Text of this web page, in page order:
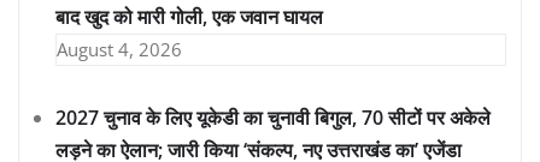
बाद खुद को मारी गोली, एक जवान घायल
August 4, 2026
2027 चुनाव के लिए यूकेडी का चुनावी बिगुल, 70 सीटों पर अकेले
लड़ने का ऐलान; जारी किया ‘संकल्प, नए उत्तराखंड का’ एजेंडा